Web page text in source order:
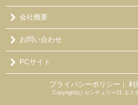
会社概要
お問い合わせ
PCサイト
プライバシーポリシー 利
Copyright(c) センチュリー21 エス